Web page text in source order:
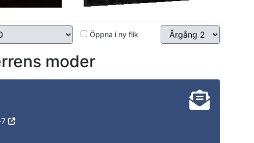
Öppna i ny flik
moder